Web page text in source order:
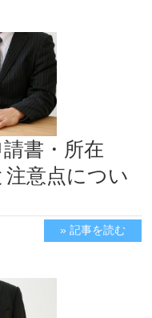
書・所在
注意点につい
» 記事を読む